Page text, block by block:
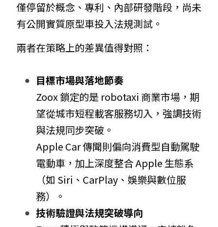
僅停留於概念、專利、內部研發階段，尚未
有公開實質原型車投入法規測試。
兩者在策略上的差異值得對照：
目標市場與落地節奏
Zoox 鎖定的是 robotaxi 商業市場，期
望從城市短程載客服務切入，強調技術
與法規同步突破。
Apple Car 傳聞則偏向消費型自動駕駛
電動車，加上深度整合 Apple 生態系
（如 Siri、CarPlay、娛樂與數位服
務）。
技術驗證與法規突破導向